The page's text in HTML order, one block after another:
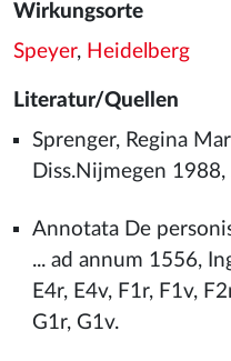
Wirkungsorte
Speyer, Heidelberg
Literatur/Quellen
Sprenger, Regina
Diss.Nijmegen 1988,
Annotata De
... ad annum 1556,
E4r, E4v, F1r, F1v,
G1r, G1v.